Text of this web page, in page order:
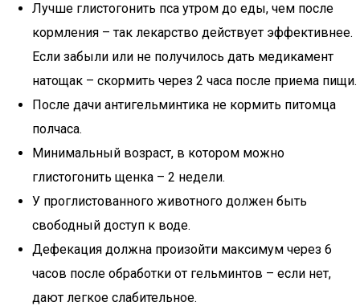
Лучше глистогонить пса утром до еды, чем после
кормления – так лекарство действует эффективнее.
Если забыли или не получилось дать медикамент
натощак – скормить через 2 часа после приема пищи.
После дачи антигельминтика не кормить питомца
полчаса.
Минимальный возраст, в котором можно
глистогонить щенка – 2 недели.
У проглистованного животного должен быть
свободный доступ к воде.
Дефекация должна произойти максимум через 6
часов после обработки от гельминтов – если нет,
дают легкое слабительное.